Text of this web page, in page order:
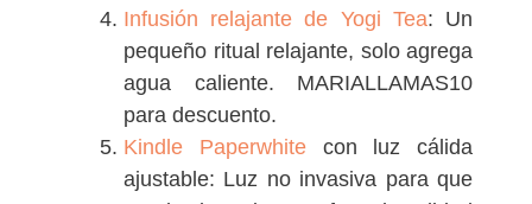
Infusión relajante de Yogi Tea: Un
pequeño ritual relajante, solo agrega
agua caliente. MARIALLAMAS10
para descuento.
Kindle Paperwhitecon luz cálida
ajustable: Luz no invasiva para que